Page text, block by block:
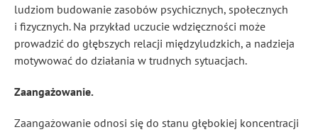
ludziom budowanie zasobów psychicznych, społecznych
i fizycznych. Na przykład uczucie wdzięczności może
prowadzić do głębszych relacji międzyludzkich, a nadzieja
motywować do działania w trudnych sytuacjach.
Zaangażowanie.
Zaangażowanie odnosi się do stanu głębokiej koncentracji